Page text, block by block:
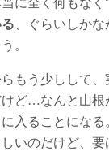
に全く何もなく
、ぐらいしか
。
もう少しして、
ど…なんと山根
入ることになる
いのだけど、